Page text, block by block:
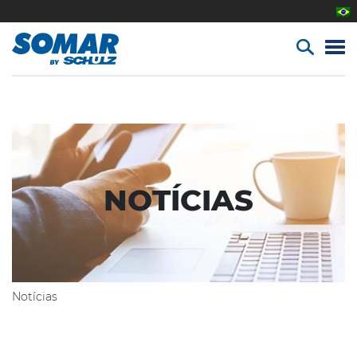
NOTÍCIAS
Notícias